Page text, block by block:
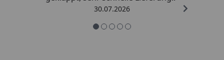
30.07.2026